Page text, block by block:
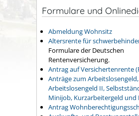
Formulare und
Abmeldung Wohnsitz
Altersrente für
Formulare der Deutschen
Rentenversicherung.
Antrag auf Versichertenrente
Anträge zum Arbeitslosengeld,
Arbeitslosengeld II,
Minijob, Kurzarbeitergeld und
Antrag